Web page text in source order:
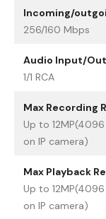
Incoming/
256/160 Mbps
Audio Input/
1/1 RCA
Max Recording
Up to
on IP camera)
Max Playback
Up to
on IP camera)